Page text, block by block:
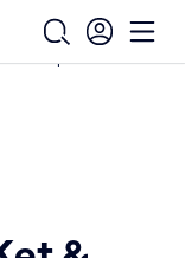
Open